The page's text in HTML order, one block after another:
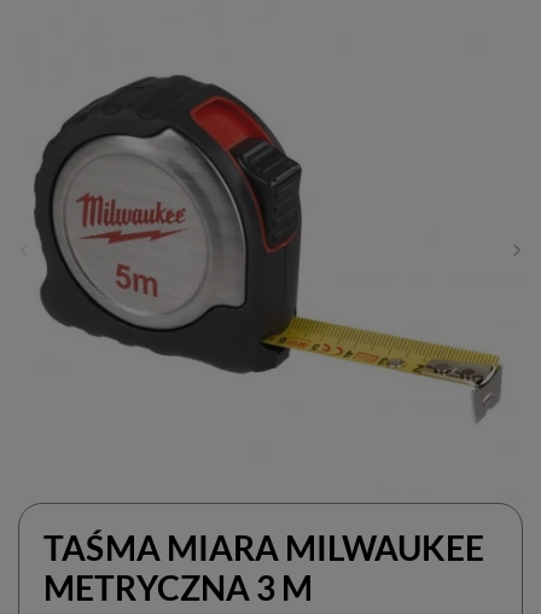
TAŚMA MIARA MILWAUKEE
METRYCZNA 3 M